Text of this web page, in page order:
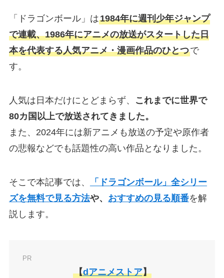
「ドラゴンボール」は1984年に週刊少年ジャンプ
で連載、1986年にアニメの放送がスタートした日
本を代表する人気アニメ・漫画作品のひとつで
す。
人気は日本だけにとどまらず、
これまでに世界で
80カ国以上で放送されてきました。
また、2024年には新アニメも放送の予定や原作者
の悲報などでも話題性の高い作品となりました。
そこで本記事では、
「ドラゴンボール」全シリー
ズを無料で見る方法や、 おすすめの見る順番を解
説します。
PR
【dアニメストア】